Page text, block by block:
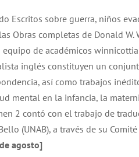
Escritos sobre guerra, niños
Obras completas de Donald
de académicos
inglés constituyen un
así como trabajos
mental en la infancia, la
2 contó con el trabajo de
(UNAB), a través de su
agosto]